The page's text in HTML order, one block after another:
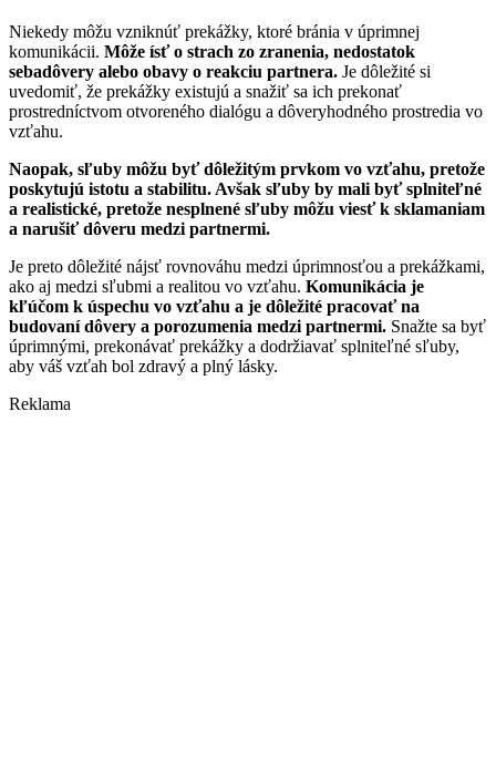
Niekedy môžu vzniknúť prekážky, ktoré bránia v úprimnej
komunikácii. Môže ísť o strach zo zranenia, nedostatok
sebadôvery alebo obavy o reakciu partnera. Je dôležité si
uvedomiť, že prekážky existujú a snažiť sa ich prekonať
prostredníctvom otvoreného dialógu a dôveryhodného prostredia vo
vzťahu.
Naopak, sľuby môžu byť dôležitým prvkom vo vzťahu, pretože
poskytujú istotu a stabilitu. Avšak sľuby by mali byť splniteľné
a realistické, pretože nesplnené sľuby môžu viesť k sklamaniam
a narušiť dôveru medzi partnermi.
Je preto dôležité nájsť rovnováhu medzi úprimnosťou a prekážkami,
ako aj medzi sľubmi a realitou vo vzťahu. Komunikácia je
kľúčom k úspechu vo vzťahu a je dôležité pracovať na
budovaní dôvery a porozumenia medzi partnermi. Snažte sa byť
úprimnými, prekonávať prekážky a dodržiavať splniteľné sľuby,
aby váš vzťah bol zdravý a plný lásky.
Reklama